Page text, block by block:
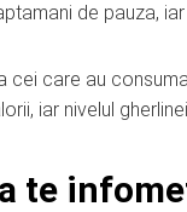
de pauza,
cei care au
iar nivelul
te